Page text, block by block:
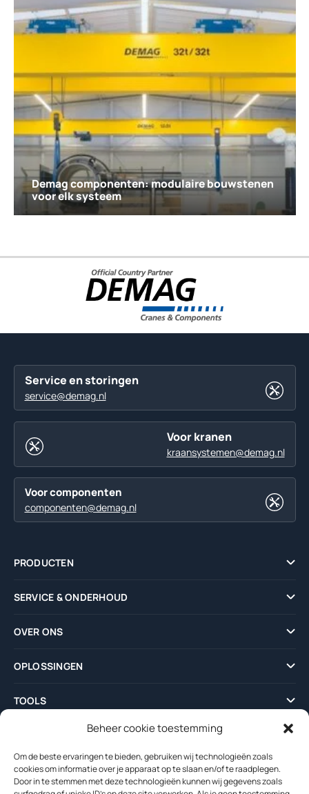
Beheer cookie toestemming
Om de beste ervaringen te bieden, gebruiken wij technologieën zoals
cookies om informatie over je apparaat op te slaan en/of te raadplegen.
Door in te stemmen met deze technologieën kunnen wij gegevens zoals
Demag componenten: modulaire bouwstenen
voor elk systeem
Service en storingen
service@demag.nl
Voor kranen
kraansystemen@demag.nl
Voor componenten
componenten@demag.nl
PRODUCTEN
SERVICE & ONDERHOUD
OVER ONS
OPLOSSINGEN
TOOLS